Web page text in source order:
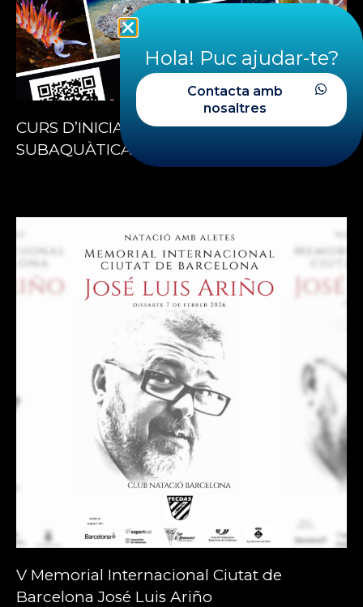
CURS D’INICIACIÓ A LA FOTOGRAFIA
SUBAQUÀTICA – 18 i 19 de juliol 2026
V Memorial Internacional Ciutat de
Barcelona José Luis Ariño
Hola! Puc ajudar-te?
Contacta amb
nosaltres